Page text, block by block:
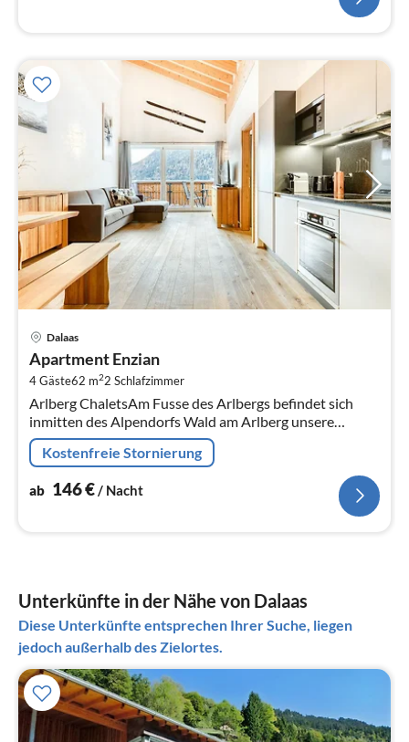
Dalaas
Apartment Enzian
4 Gäste62 m22 Schlafzimmer
Arlberg ChaletsAm Fusse des Arlbergs befindet sich
inmitten des Alpendorfs Wald am Arlberg unsere
Anlage  die Arlberg Chalets! Bei uns wird Urlaub neu
definiert!
Kostenfreie Stornierung
ab 146€/ Nacht
Unterkünfte in der Nähe von Dalaas
Diese Unterkünfte entsprechen Ihrer Suche, liegen
jedoch außerhalb des Zielortes.